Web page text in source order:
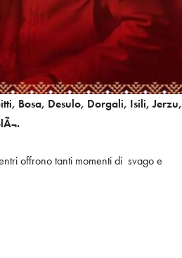
Bosa, Desulo, Dorgali, Isili, Jerzu,
offrono tanti momenti di svago e